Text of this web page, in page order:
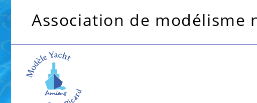
Association de modélisme